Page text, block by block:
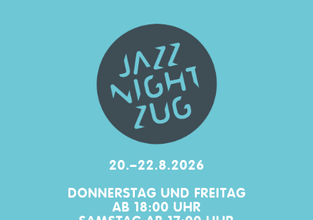
20.–22.8.2026
DONNERSTAG UND FREITAG
AB 18:00 UHR